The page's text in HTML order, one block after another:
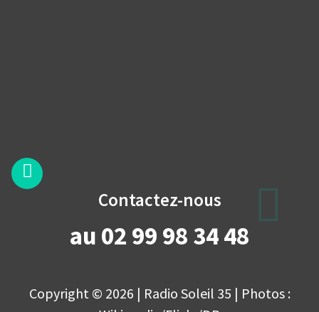
Contactez-nous
au 02 99 98 34 48
Copyright © 2026 | Radio Soleil 35 | Photos :